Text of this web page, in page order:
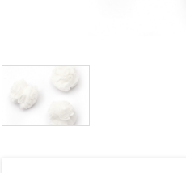
vizitele.
acord să
utilizați
toate